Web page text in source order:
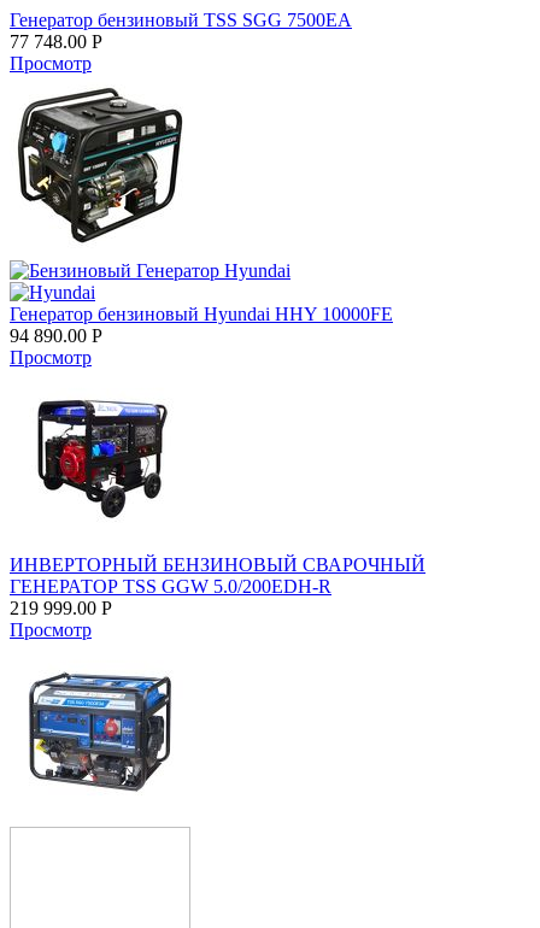
Генератор бензиновый TSS SGG 7500ЕA
77 748.00 Р
Просмотр
Генератор бензиновый Hyundai HHY 10000FE
94 890.00 Р
Просмотр
ИНВЕРТОРНЫЙ БЕНЗИНОВЫЙ СВАРОЧНЫЙ
ГЕНЕРАТОР TSS GGW 5.0/200EDH-R
219 999.00 Р
Просмотр